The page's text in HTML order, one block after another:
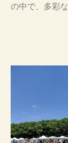
の中で、多彩